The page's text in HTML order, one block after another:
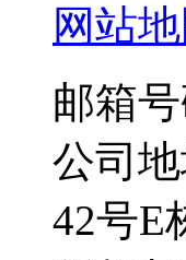
网站
邮箱号
公司
42号E